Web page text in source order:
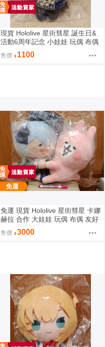
現貨 Hololive 星街彗星 誕生日&
活動6周年記念 小娃娃 玩偶 布偶
吊飾 星街すいせい おでかけすい
ちゃんぬいぐるみ
售價 1100
免運
免運 現貨 Hololive 星街彗星 卡娜
赫拉 合作 大娃娃 玩偶 布偶 友好
抱抱大娃娃 星街すいせい カナヘ
イの小動物 なかよしハグぬいぐ
售價 3000